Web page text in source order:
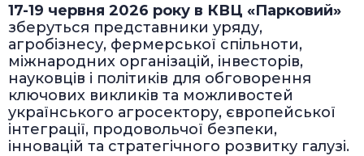
17-19 червня 2026 року в КВЦ «Парковий»
зберуться представники уряду,
агробізнесу, фермерської спільноти,
міжнародних організацій, інвесторів,
науковців і політиків для обговорення
ключових викликів та можливостей
українського агросектору, європейської
інтеграції, продовольчої безпеки,
інновацій та стратегічного розвитку галузі.